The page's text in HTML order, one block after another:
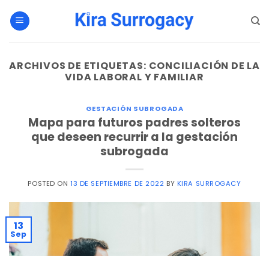
ARCHIVOS DE ETIQUETAS: CONCILIACIÓN DE LA
VIDA LABORAL Y FAMILIAR
GESTACIÓN SUBROGADA
Mapa para futuros padres solteros
que deseen recurrir a la gestación
subrogada
POSTED ON13 DE SEPTIEMBRE DE 2022 BY KIRA SURROGACY
13
Sep